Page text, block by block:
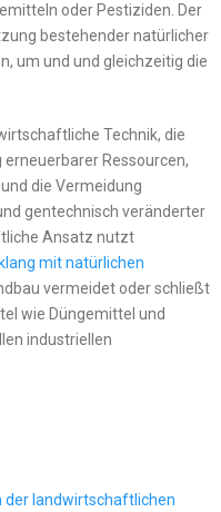
oder Pestiziden. Der
bestehender natürlicher
um und und gleichzeitig die
Technik, die
Ressourcen,
die Vermeidung
gentechnisch veränderter
Ansatz nutzt
mit natürlichen
vermeidet oder schließt
wie Düngemittel und
industriellen
der landwirtschaftlichen